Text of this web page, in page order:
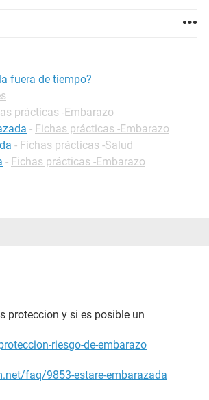
fuera de tiempo?
prácticas -Embarazo
- Fichas prácticas -Embarazo
- Fichas prácticas -Salud
- Fichas prácticas -Embarazo
proteccion y si es posible un
riesgo-de-embarazo
faq/9853-estare-embarazada